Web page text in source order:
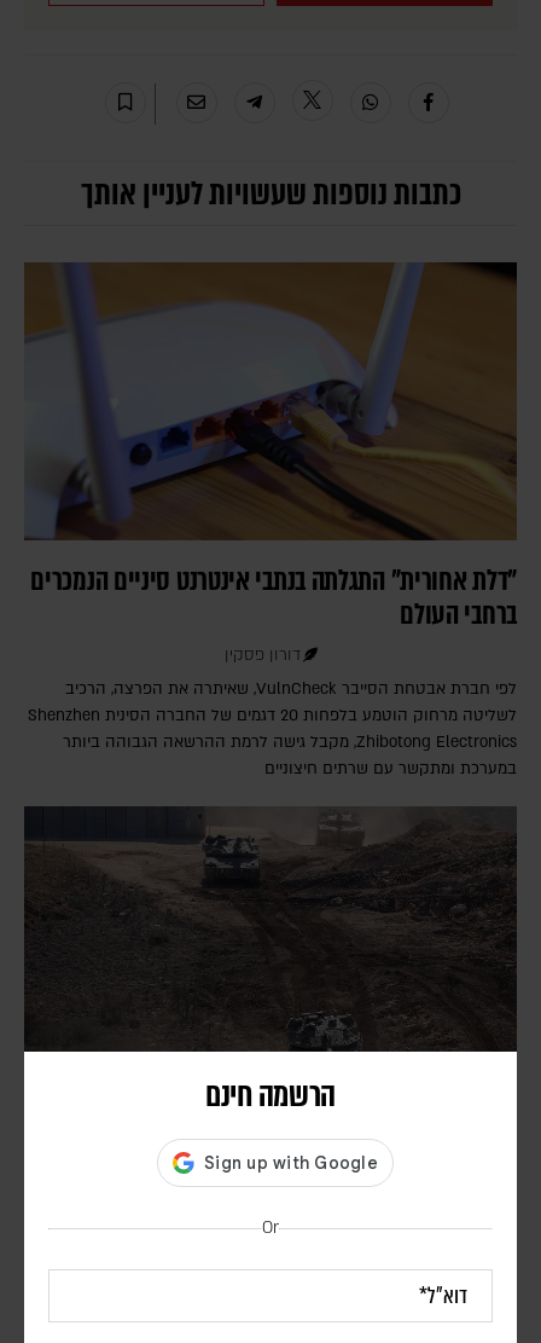
הרשמה חינם
Or
כתבות נוספות שעשויות לעניין אותך
"דלת אחורית" התגלתה בנתבי אינטרנט סיניים הנמכרים
ברחבי העולם
דורון פסקין
לפי חברת אבטחת הסייבר VulnCheck‎, שאיתרה את הפרצה, הרכיב
לשליטה מרחוק הוטמע בלפחות 20 דגמים של החברה הסינית Shenzhen
Zhibotong Electronics‎, מקבל גישה לרמת ההרשאה הגבוהה ביותר
במערכת ומתקשר עם שרתים חיצוניים
עליו את האחריות להסלמה
לדברי גורמים צבאיים, ארגון הטרור ממשיך לפעול מתחת לרדאר נגד כוחות
האחרונים מגבירים את המתיחות בשיחות בין ישראל ללבנון המתקיימות